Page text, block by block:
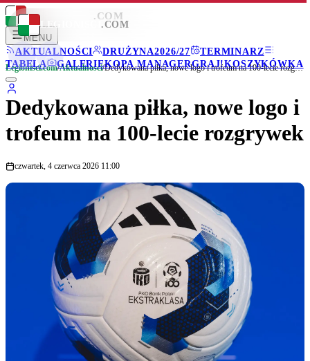
LEGIONISCI .COM
MENU
AKTUALNOŚCI
DRUŻYNA2026/27
TERMINARZ
TABELA
GALERIEKOPA MANAGERGRAJ!KOSZYKÓWKA
LEGIONISCI .COM
Legionisci.com/Aktualności/ Dedykowana piłka, nowe logo i trofeum na 100-lecie rozgrywek
Dedykowana piłka, nowe logo i
trofeum na 100-lecie rozgrywek
czwartek, 4 czerwca 2026 11:00